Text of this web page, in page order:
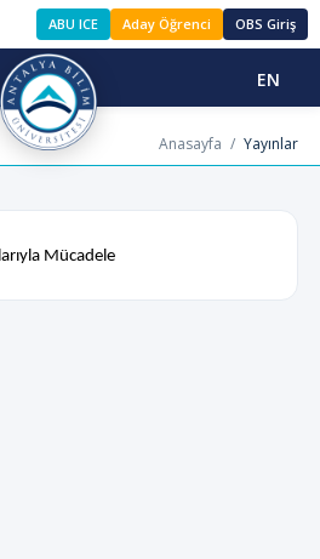
ABU ICE Aday Öğrenci OBS Giriş
EN
Anasayfa / Yayınlar
Mücadele